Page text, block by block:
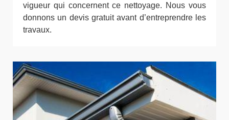
vigueur qui concernent ce nettoyage. Nous vous
donnons un devis gratuit avant d’entreprendre les
travaux.